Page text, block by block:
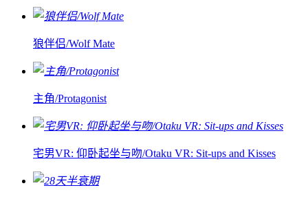
狼伴侣/Wolf Mate
主角/Protagonist
宅男VR: 仰卧起坐与吻/Otaku VR: Sit-ups and Kisses